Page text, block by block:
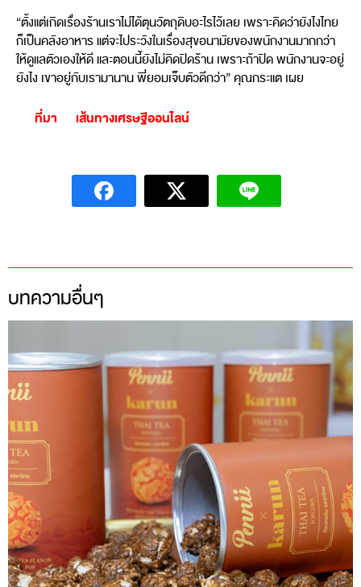
“ตั้งแต่เกิดเรื่องร้านเราไม่ได้ตุนวัตถุดิบอะไรไว้เลย เพราะคิดว่ายังไงไทย
ก็เป็นคลังอาหาร แต่จะไประวังในเรื่องสุขอนามัยของพนักงานมากกว่า
ให้ดูแลตัวเองให้ดี และตอนนี้ยังไม่คิดปิดร้าน เพราะถ้าปิด พนักงานจะอยู่
ยังไง เขาอยู่กับเรามานาน พี่ยอมเจ็บตัวดีกว่า” คุณกระแต เผย
ที่มา เส้นทางเศรษฐีออนไลน์
บทความอื่นๆ